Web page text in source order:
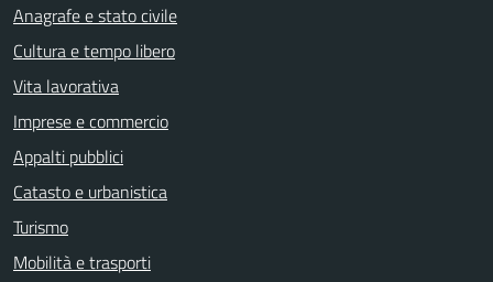
Anagrafe e stato civile
Cultura e tempo libero
Vita lavorativa
Imprese e commercio
Appalti pubblici
Catasto e urbanistica
Turismo
Mobilità e trasporti